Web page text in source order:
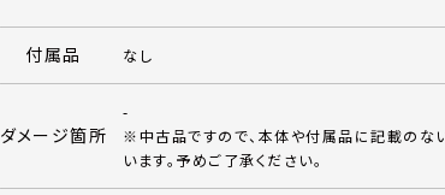
付属品 なし
ダメージ箇所
-
※中古品ですので、本体や付属品に記載のな
います。予めご了承ください。